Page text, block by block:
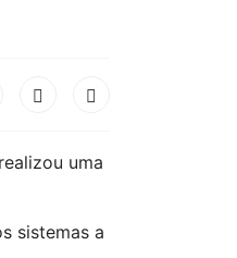
uma
sistemas a